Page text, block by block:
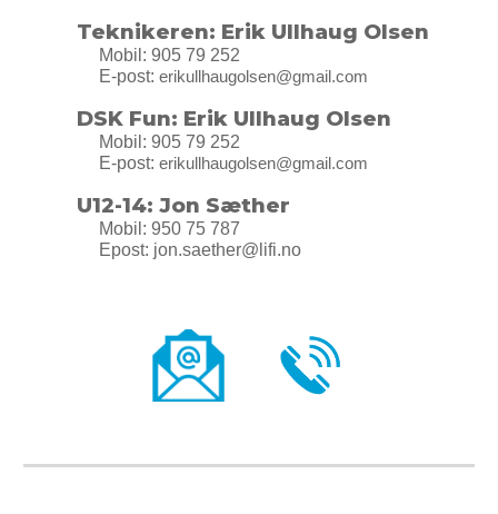
Teknikeren: Erik Ullhaug Olsen
Mobil: 905 79 252
E-post:erikullhaugolsen@gmail.com
DSK Fun: Erik Ullhaug Olsen
Mobil: 905 79 252
E-post:erikullhaugolsen@gmail.com
U12-14: Jon Sæther
Mobil: 950 75 787
Epost: jon.saether@lifi.no